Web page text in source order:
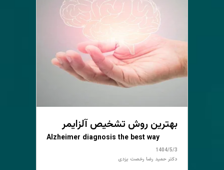
بهترین روش تشخیص آلزایمر
Alzheimer diagnosis the best way
1404/5/3
دکتر حمید رضا رخصت یزدی